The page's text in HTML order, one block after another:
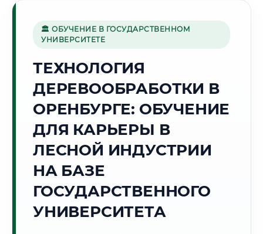
промышленность"
🌅
Г. ОРЕНБУРГ
Точное местное время:
19:33:16
Четверг, 6 Августа
2026 г.
🌅 Восход:05:50 🌇 Закат: 21:00
Световой день:15 ч. 10 мин.
🏛 ОБУЧЕНИЕ В ГОСУДАРСТВЕННОМ
УНИВЕРСИТЕТЕ
ТЕХНОЛОГИЯ
ДЕРЕВООБРАБОТКИ В
ОРЕНБУРГЕ: ОБУЧЕНИЕ
ДЛЯ КАРЬЕРЫ В
ЛЕСНОЙ ИНДУСТРИИ
НА БАЗЕ
ГОСУДАРСТВЕННОГО
УНИВЕРСИТЕТА